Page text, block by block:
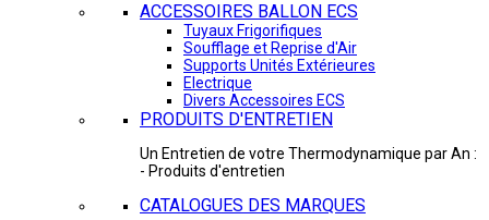
ACCESSOIRES BALLON ECS
Tuyaux Frigorifiques
Soufflage et Reprise d'Air
Supports Unités Extérieures
Electrique
Divers Accessoires ECS
PRODUITS D'ENTRETIEN
Un Entretien de votre Thermodynamique par An :
- Produits d'entretien
CATALOGUES DES MARQUES